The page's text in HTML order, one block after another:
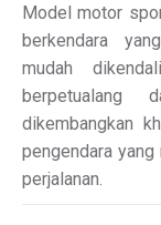
Model motor
berkendara
mudah
berpetualang
dikembangkan
pengendara
perjalanan.